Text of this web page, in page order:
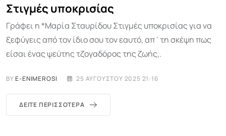
Στιγμές υποκρισίας
Γράφει η *Μαρία Σταυρίδου Στιγμές υποκρισίας για να
ξεφύγεις από τον ίδιο σου τον εαυτό, απ΄τη σκέψη πως
είσαι ένας ψεύτης τζογαδόρος της ζωής,.
BYE-ENIMEROSI 25 ΑΥΓΟΎΣΤΟΥ 2025 21:16
ΔΕΊΤΕ ΠΕΡΙΣΣΌΤΕΡΑ